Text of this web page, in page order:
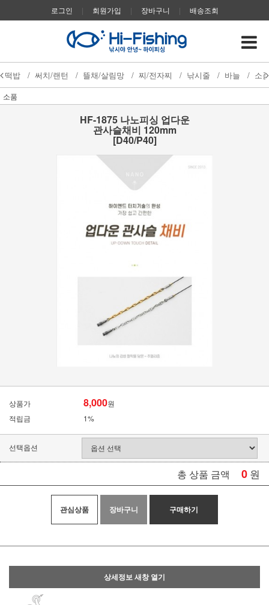
로그인 | 회원가입 | 장바구니 | 배송조회
떡밥 / 써치/랜턴 / 뜰채/살림망 / 찌/전자찌 / 낚시줄 / 바늘 / 소
소품
HF-1875 나노피싱 업다운
관사슬채비 120mm
[D40/P40]
상품가 8,000원
적립금
1%
선택옵션
총 상품 금액 0 원
관심상품 장바구니 구매하기
상세정보 새창 열기